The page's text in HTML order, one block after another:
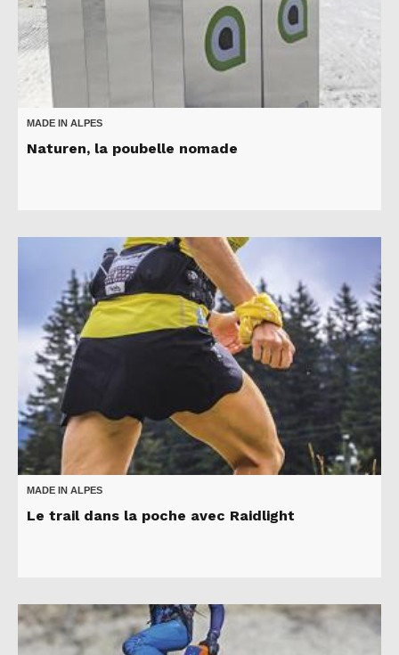
MADE IN ALPES
Naturen, la poubelle nomade
MADE IN ALPES
Le trail dans la poche avec Raidlight